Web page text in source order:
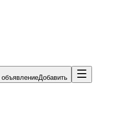
объявлениеДобавить